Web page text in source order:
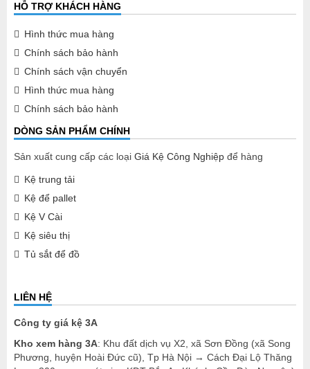
HỖ TRỢ KHÁCH HÀNG
Hình thức mua hàng
Chính sách bảo hành
Chính sách vận chuyển
Hình thức mua hàng
Chính sách bảo hành
DÒNG SẢN PHẨM CHÍNH
Sản xuất cung cấp các loại Giá Kệ Công Nghiệp để hàng
Kệ trung tải
Kệ để pallet
Kệ V Cài
Kệ siêu thị
Tủ sắt để đồ
LIÊN HỆ
Công ty giá kệ 3A
Kho xem hàng 3A: Khu đất dịch vụ X2, xã Sơn Đồng (xã Song
Phương, huyện Hoài Đức cũ), Tp Hà Nội → Cách Đại Lộ Thăng